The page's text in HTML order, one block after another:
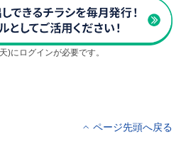
)にログインが必要です。
ページ先頭へ戻る